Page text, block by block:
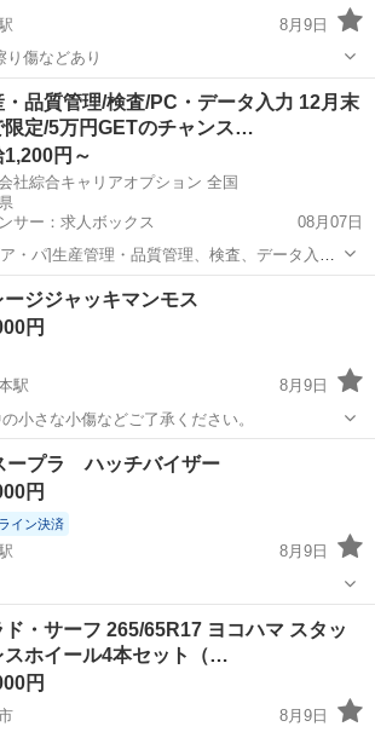
8月9日
り傷などあり
森口駅 外装、車外用品
・品質管理/検査/PC・データ入力 12月末
限定/5万円GETのチャンス…
1,200円～
社綜合キャリアオプション 全国
サー：求人ボックス
08月07日
・パ]生産管理・品質管理、検査、データ入
ソコン・インターネット) <雇用形態> アルバ
・パ]時給1,200円～ 交通費:一部支給 日払い
ージジャッキマンモス
円
駅
8月9日
小さな小傷などご了承ください。
南松本駅
ープラ ハッチバイザー
円
イン決済
8月9日
須坂駅
ド・サーフ 265/65R17 ヨコハマ スタッ
スホイール4本セット（…
円
8月9日